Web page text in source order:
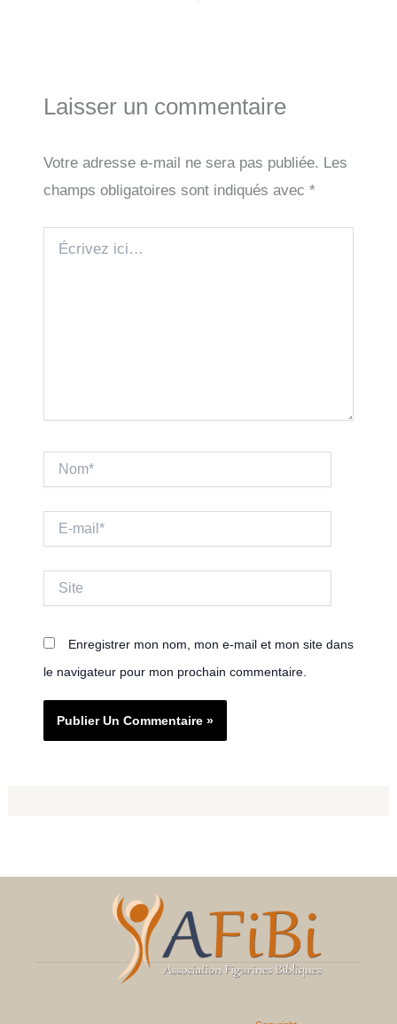
Laisser un commentaire
Votre adresse e-mail ne sera pas publiée. Les
champs obligatoires sont indiqués avec *
ici…
mail*
Enregistrer mon nom, mon e-mail et mon site dans
le navigateur pour mon prochain commentaire.